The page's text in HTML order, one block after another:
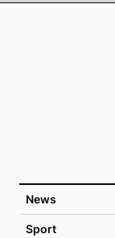
News
Sport